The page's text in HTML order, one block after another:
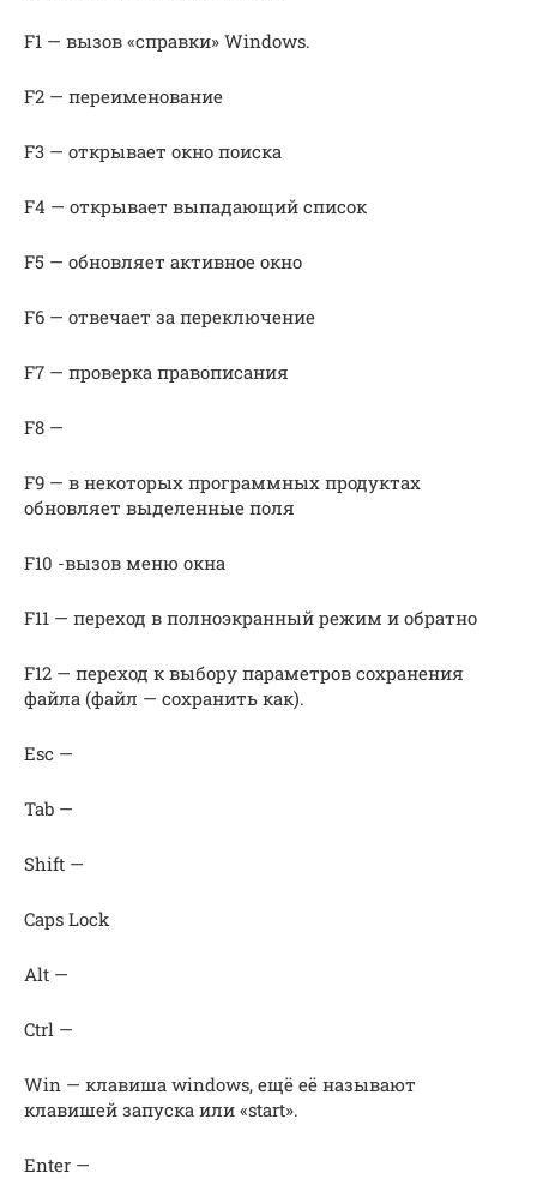
F1 — вызов «справки» Windows.
F2 — переименование
F3 — открывает окно поиска
F4 — открывает выпадающий список
F5 — обновляет активное окно
F6 — отвечает за переключение
F7 — проверка правописания
F8 —
F9 — в некоторых программных продуктах
обновляет выделенные поля
F10 -вызов меню окна
F11 — переход в полноэкранный режим и обратно
F12 — переход к выбору параметров сохранения
файла (файл — сохранить как).
Esc —
Tab —
Shift —
Caps Lock
Alt —
Ctrl —
Win — клавиша windows, ещё её называют
клавишей запуска или «start».
Enter —